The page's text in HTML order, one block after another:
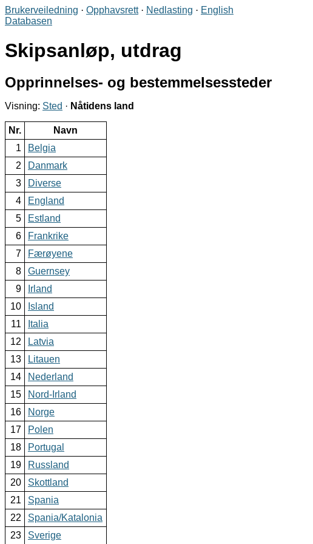
Brukerveiledning · Opphavsrett· Nedlasting · English
Databasen
Skipsanløp, utdrag
Opprinnelses- og bestemmelsessteder
Visning: Sted · Nåtidens land
Nr.
Navn
1
Belgia
2
Danmark
3
Diverse
4
England
5
Estland
6
Frankrike
7
Færøyene
8
Guernsey
9
Irland
10
Island
11
Italia
12
Latvia
13
Litauen
14
Nederland
15
Nord-Irland
16
Norge
17
Polen
18
Portugal
19
Russland
20
Skottland
21
Spania
22
Spania/Katalonia
23
Sverige